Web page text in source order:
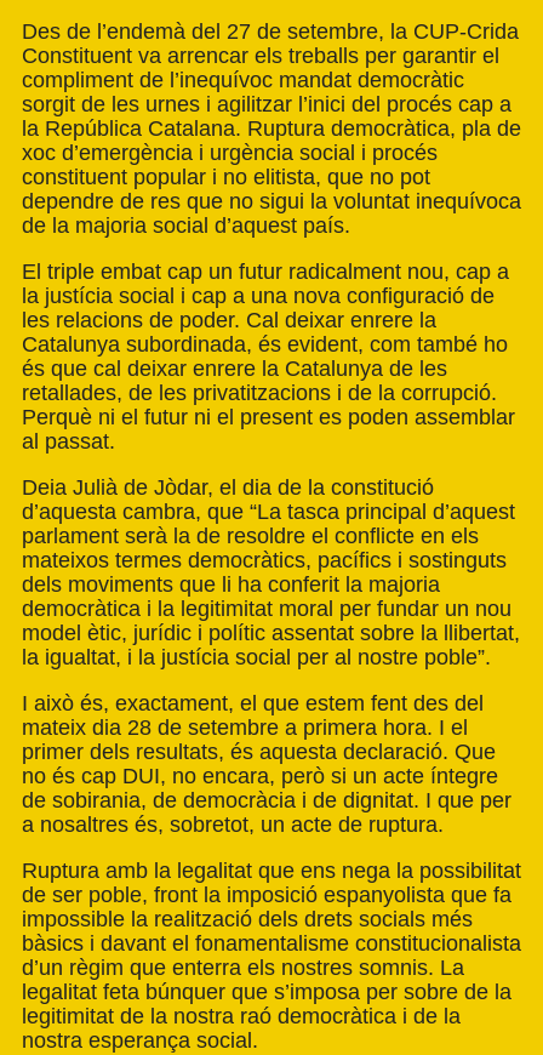
Des de l’endemà del 27 de setembre, la CUP-Crida
Constituent va arrencar els treballs per garantir el
compliment de l’inequívoc mandat democràtic
sorgit de les urnes i agilitzar l’inici del procés cap a
la República Catalana. Ruptura democràtica, pla de
xoc d’emergència i urgència social i procés
constituent popular i no elitista, que no pot
dependre de res que no sigui la voluntat inequívoca
de la majoria social d’aquest país.
El triple embat cap un futur radicalment nou, cap a
la justícia social i cap a una nova configuració de
les relacions de poder. Cal deixar enrere la
Catalunya subordinada, és evident, com també ho
és que cal deixar enrere la Catalunya de les
retallades, de les privatitzacions i de la corrupció.
Perquè ni el futur ni el present es poden assemblar
al passat.
Deia Julià de Jòdar, el dia de la constitució
d’aquesta cambra, que “La tasca principal d’aquest
parlament serà la de resoldre el conflicte en els
mateixos termes democràtics, pacífics i sostinguts
dels moviments que li ha conferit la majoria
democràtica i la legitimitat moral per fundar un nou
model ètic, jurídic i polític assentat sobre la llibertat,
la igualtat, i la justícia social per al nostre poble”.
I això és, exactament, el que estem fent des del
mateix dia 28 de setembre a primera hora. I el
primer dels resultats, és aquesta declaració. Que
no és cap DUI, no encara, però si un acte íntegre
de sobirania, de democràcia i de dignitat. I que per
a nosaltres és, sobretot, un acte de ruptura.
Ruptura amb la legalitat que ens nega la possibilitat
de ser poble, front la imposició espanyolista que fa
impossible la realització dels drets socials més
bàsics i davant el fonamentalisme constitucionalista
d’un règim que enterra els nostres somnis. La
legalitat feta búnquer que s’imposa per sobre de la
legitimitat de la nostra raó democràtica i de la
nostra esperança social.